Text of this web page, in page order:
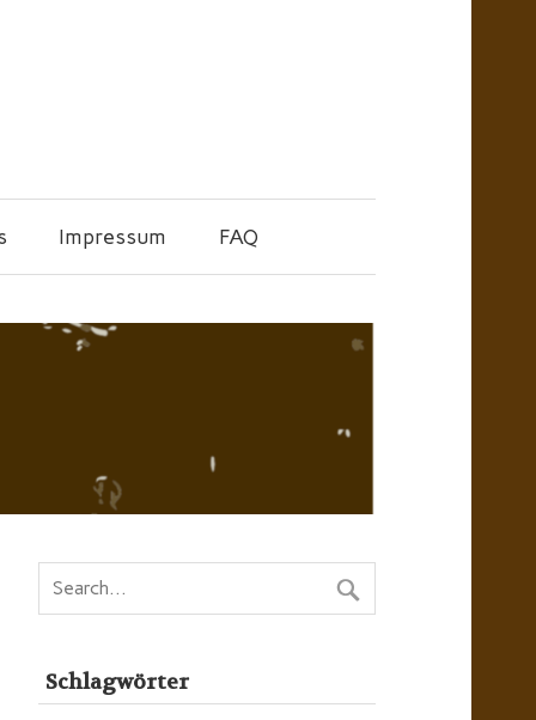
Impressum FAQ
Schlagwörter